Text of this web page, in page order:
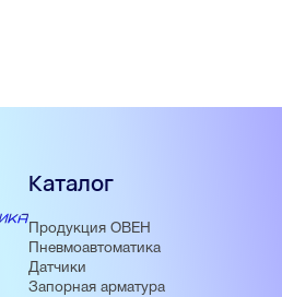
Каталог
Продукция ОВЕН
Пневмоавтоматика
Датчики
Запорная арматура